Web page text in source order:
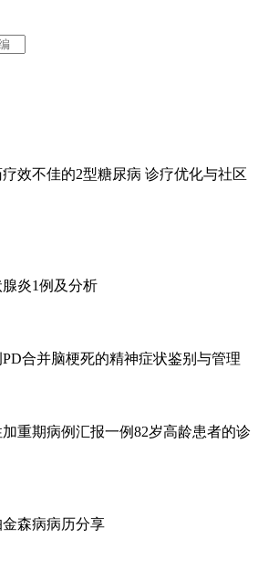
效不佳的2型糖尿病 诊疗优化与社区
炎1例及分析
合并脑梗死的精神症状鉴别与管理
重期病例汇报一例82岁高龄患者的诊
森病病历分享